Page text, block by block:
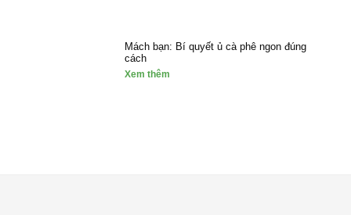
Mách bạn: Bí quyết ủ cà phê ngon đúng
cách
Xem thêm